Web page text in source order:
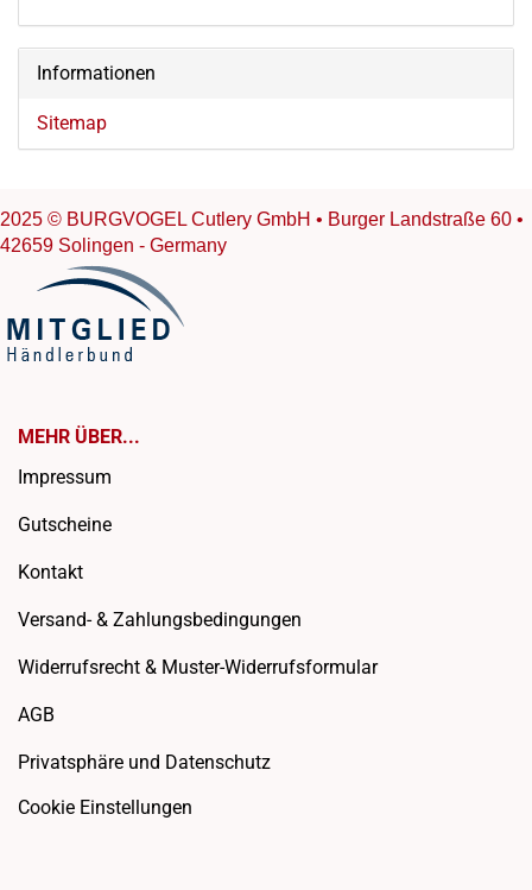
Informationen
Sitemap
2025 © BURGVOGEL Cutlery GmbH • Burger Landstraße 60 •
42659 Solingen - Germany
MEHR ÜBER...
Impressum
Gutscheine
Kontakt
Versand- & Zahlungsbedingungen
Widerrufsrecht & Muster-Widerrufsformular
AGB
Privatsphäre und Datenschutz
Cookie Einstellungen